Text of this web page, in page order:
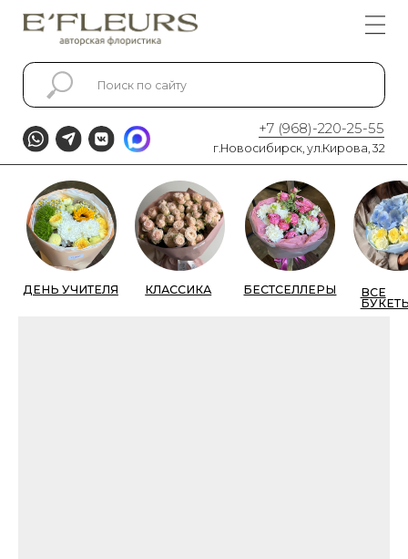
Главная Каталог
КАТАЛОГ
ДЕНЬ УЧИТЕЛЯ КЛАССИКА БЕСТСЕЛЛЕРЫ
ВСЕ
БУКЕТЫ